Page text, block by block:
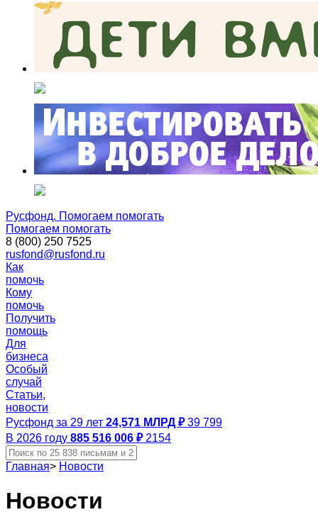
Русфонд. Помогаем помогать
Помогаем помогать
8 (800) 250 7525
rusfond@rusfond.ru
Как
помочь
Кому
помочь
Получить
помощь
Для
бизнеса
Особый
случай
Статьи,
новости
Русфонд за 29 лет 24,571 МЛРД ₽ 39 799
В 2026 году 885 516 006 ₽ 2154
Главная> Новости
Новости